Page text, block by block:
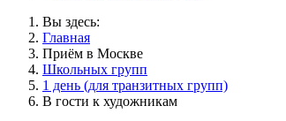
Вы здесь:
Главная
Приём в Москве
Школьных групп
1 день (для транзитных групп)
В гости к художникам